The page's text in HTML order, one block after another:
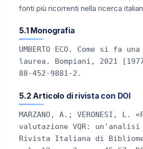
fonti più ricorrenti nella ricerca
5.1 Monografia
UMBERTO ECO. Come si fa
laurea. Bompiani, 2021
88-452-9881-2.
5.2 Articolo di rivista con DOI
MARZANO, A.; VERONESI, L.
valutazione VQR:
Rivista Italiana di